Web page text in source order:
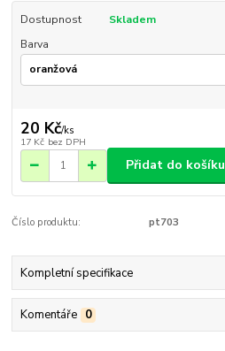
Dostupnost
Skladem
Barva
20 Kč/ks
17 Kč bez DPH
Přidat do košíku
Číslo produktu: pt703
Kompletní specifikace
Komentáře 0